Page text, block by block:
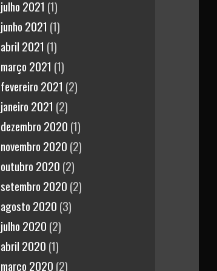
julho 2021 (1)
junho 2021 (1)
abril 2021 (1)
março 2021 (1)
fevereiro 2021 (2)
janeiro 2021 (2)
dezembro 2020 (1)
novembro 2020 (2)
outubro 2020 (2)
setembro 2020 (2)
agosto 2020 (3)
julho 2020 (2)
abril 2020 (1)
março 2020 (2)